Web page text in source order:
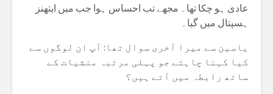
عادی ہو چکا تھا۔ مجھے تب احساس ہوا جب میں ایتھنز
ہسپتال میں گیا۔
یاسین سے میرا آخری سوال تھا: آپ ان لوگوں سے
کیا کہنا چاہتے جو پہلی مرتبہ منشیات کے
ساتھ رابطہ میں آتے ہیں؟